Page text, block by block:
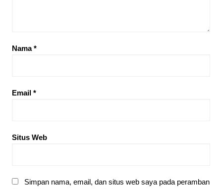
Nama*
Email *
Situs Web
Simpan nama, email, dan situs web saya pada peramban